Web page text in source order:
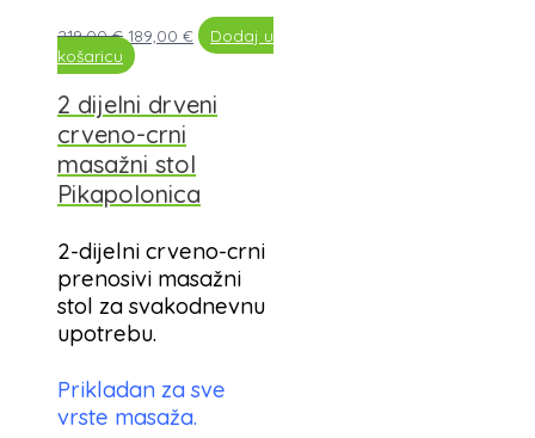
219,00€ 189,00 €
Dodaj u
košaricu
2 dijelni drveni
crveno-crni
masažni stol
Pikapolonica
2-dijelni crveno-crni
prenosivi masažni
stol za svakodnevnu
upotrebu.
Prikladan za sve
vrste masaža.